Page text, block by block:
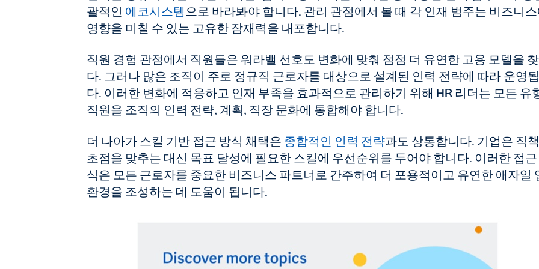
괄적인 에코시스템으로 바라봐야 합니다. 관리 관점에서 볼 때 각 인재 범주는 비즈니
영향을 미칠 수 있는 고유한 잠재력을 내포합니다.
직원 경험 관점에서 직원들은 워라밸 선호도 변화에 맞춰 점점 더 유연한 고용 모델을
다. 그러나 많은 조직이 주로 정규직 근로자를 대상으로 설계된 인력 전략에 따라 운영
다. 이러한 변화에 적응하고 인재 부족을 효과적으로 관리하기 위해 HR 리더는 모든 유
직원을 조직의 인력 전략, 계획, 직장 문화에 통합해야 합니다.
더 나아가 스킬 기반 접근 방식 채택은 종합적인 인력 전략과도 상통합니다. 기업은 직
초점을 맞추는 대신 목표 달성에 필요한 스킬에 우선순위를 두어야 합니다. 이러한 접
식은 모든 근로자를 중요한 비즈니스 파트너로 간주하여 더 포용적이고 유연한 애자일
환경을 조성하는 데 도움이 됩니다.